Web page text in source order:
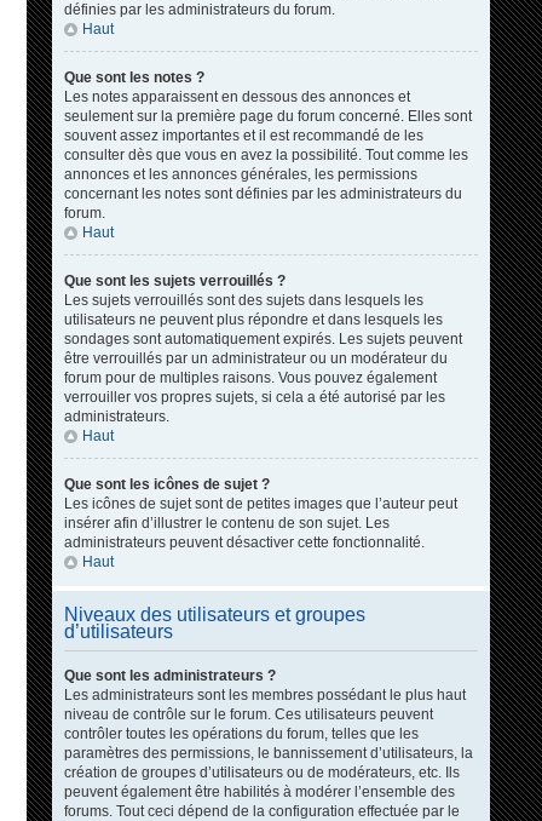
définies par les administrateurs du forum.
Haut
Que sont les notes ?
Les notes apparaissent en dessous des annonces et
seulement sur la première page du forum concerné. Elles sont
souvent assez importantes et il est recommandé de les
consulter dès que vous en avez la possibilité. Tout comme les
annonces et les annonces générales, les permissions
concernant les notes sont définies par les administrateurs du
forum.
Haut
Que sont les sujets verrouillés ?
Les sujets verrouillés sont des sujets dans lesquels les
utilisateurs ne peuvent plus répondre et dans lesquels les
sondages sont automatiquement expirés. Les sujets peuvent
être verrouillés par un administrateur ou un modérateur du
forum pour de multiples raisons. Vous pouvez également
verrouiller vos propres sujets, si cela a été autorisé par les
administrateurs.
Haut
Que sont les icônes de sujet ?
Les icônes de sujet sont de petites images que l’auteur peut
insérer afin d’illustrer le contenu de son sujet. Les
administrateurs peuvent désactiver cette fonctionnalité.
Haut
Niveaux des utilisateurs et groupes
d’utilisateurs
Que sont les administrateurs ?
Les administrateurs sont les membres possédant le plus haut
niveau de contrôle sur le forum. Ces utilisateurs peuvent
contrôler toutes les opérations du forum, telles que les
paramètres des permissions, le bannissement d’utilisateurs, la
création de groupes d’utilisateurs ou de modérateurs, etc. Ils
peuvent également être habilités à modérer l’ensemble des
forums. Tout ceci dépend de la configuration effectuée par le